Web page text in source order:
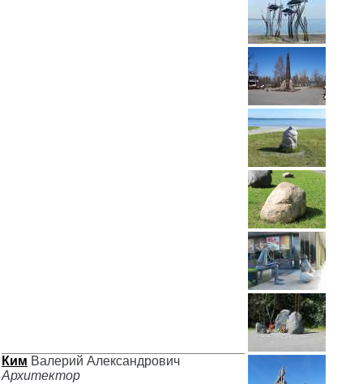
Ким Валерий Александрович
Архитектор